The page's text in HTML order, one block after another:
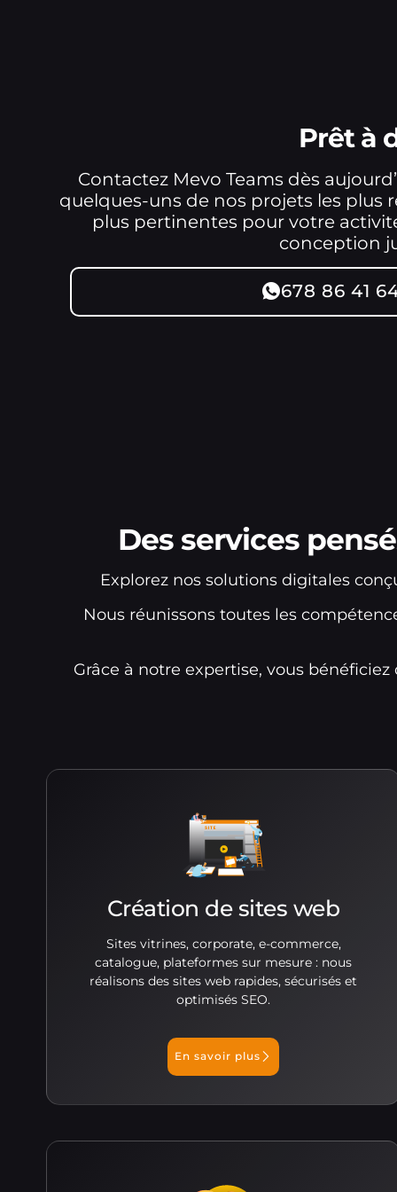
Prêt à
Contactez Mevo Teams dès
quelques-uns de nos projets les plus
plus pertinentes pour votre
conception
678 86 41
Des services
Explorez nos solutions digitales
Nous réunissons toutes les
Grâce à notre expertise, vous
Création de sites web
Sites vitrines, corporate, e-commerce,
catalogue, plateformes sur mesure : nous
réalisons des sites web rapides, sécurisés et
optimisés SEO.
En savoir plus